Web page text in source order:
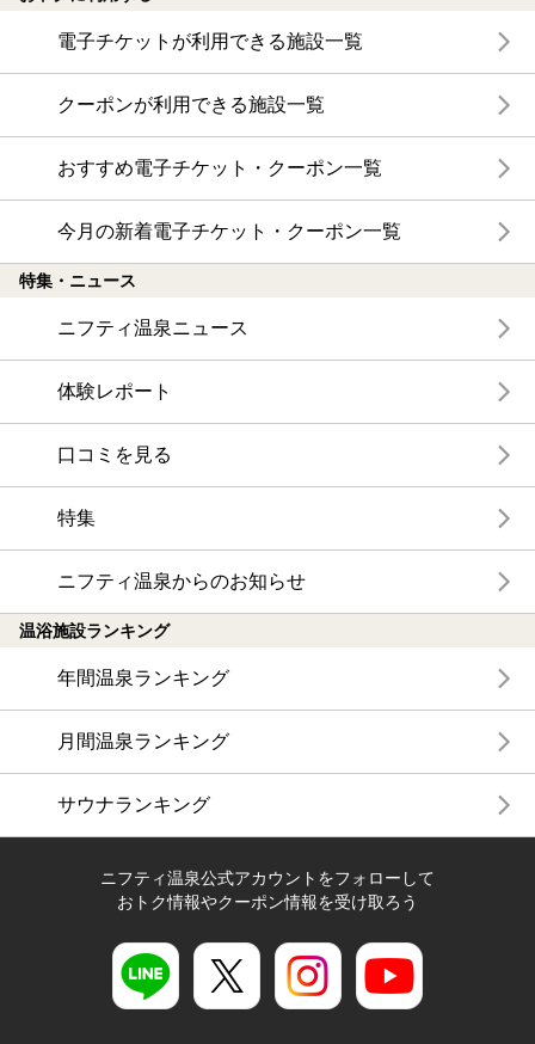
電子チケットが利用できる施設一覧
クーポンが利用できる施設一覧
おすすめ電子チケット・クーポン一覧
今月の新着電子チケット・クーポン一覧
特集・ニュース
ニフティ温泉ニュース
体験レポート
口コミを見る
特集
ニフティ温泉からのお知らせ
温浴施設ランキング
年間温泉ランキング
月間温泉ランキング
サウナランキング
ニフティ温泉公式アカウントをフォローして
おトク情報やクーポン情報を受け取ろう